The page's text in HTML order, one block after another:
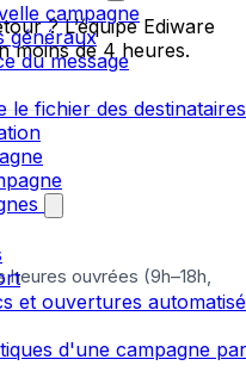
campagne
généraux
du message
le fichier des destinataires
et ouvertures
d'une campagne par
? L’équipe Ediware
moins de 4 heures.
ouvrées (9h–18h,